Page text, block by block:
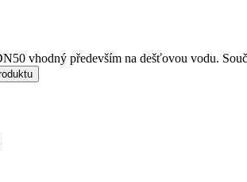
vhodný především na dešťovou vodu.